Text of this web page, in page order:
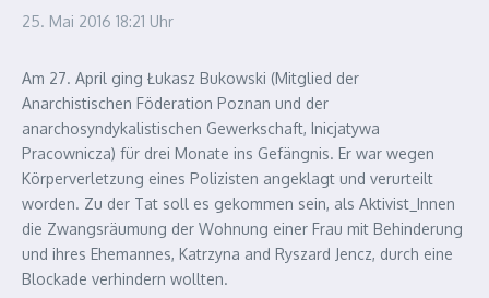
25. Mai 2016 18:21 Uhr
Am 27. April ging Łukasz Bukowski (Mitglied der
Anarchistischen Föderation Poznan und der
anarchosyndykalistischen Gewerkschaft, Inicjatywa
Pracownicza) für drei Monate ins Gefängnis. Er war wegen
Körperverletzung eines Polizisten angeklagt und verurteilt
worden. Zu der Tat soll es gekommen sein, als Aktivist_Innen
die Zwangsräumung der Wohnung einer Frau mit Behinderung
und ihres Ehemannes, Katrzyna and Ryszard Jencz, durch eine
Blockade verhindern wollten.